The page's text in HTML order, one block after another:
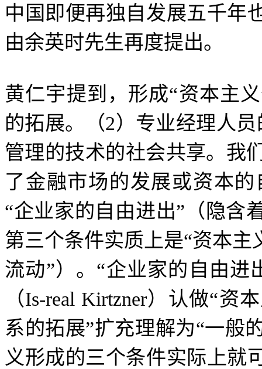
中国即便再独自发展五千年
由余英时先生再度提出。
黄仁宇提到，形成“资本主义
的拓展。（2）专业经理人
管理的技术的社会共享。我
了金融市场的发展或资本
“企业家的自由进出” （隐含
第三个条件实质上是“资本主
流动”）。 “企业家的自由进
（Is-real Kirtzner）认做“资
系的拓展”扩充理解为“一般
义形成的三个条件实际上就